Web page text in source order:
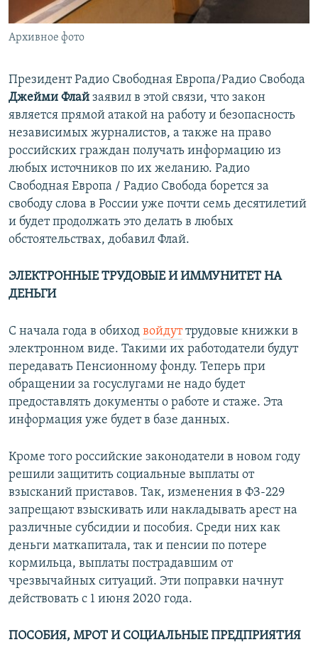
Архивное фото
Президент Радио Свободная Европа/Радио Свобода
Джейми Флай заявил в этой связи, что закон
является прямой атакой на работу и безопасность
независимых журналистов, а также на право
российских граждан получать информацию из
любых источников по их желанию. Радио
Свободная Европа / Радио Свобода борется за
свободу слова в России уже почти семь десятилетий
и будет продолжать это делать в любых
обстоятельствах, добавил Флай.
ЭЛЕКТРОННЫЕ ТРУДОВЫЕ И ИММУНИТЕТ НА
ДЕНЬГИ
С начала года в обиход войдуттрудовые книжки в
электронном виде. Такими их работодатели будут
передавать Пенсионному фонду. Теперь при
обращении за госуслугами не надо будет
предоставлять документы о работе и стаже. Эта
информация уже будет в базе данных.
Кроме того российские законодатели в новом году
решили защитить социальные выплаты от
взысканий приставов. Так, изменения в ФЗ-229
запрещают взыскивать или накладывать арест на
различные субсидии и пособия. Среди них как
деньги маткапитала, так и пенсии по потере
кормильца, выплаты пострадавшим от
чрезвычайных ситуаций. Эти поправки начнут
действовать с 1 июня 2020 года.
ПОСОБИЯ, МРОТ И СОЦИАЛЬНЫЕ ПРЕДПРИЯТИЯ